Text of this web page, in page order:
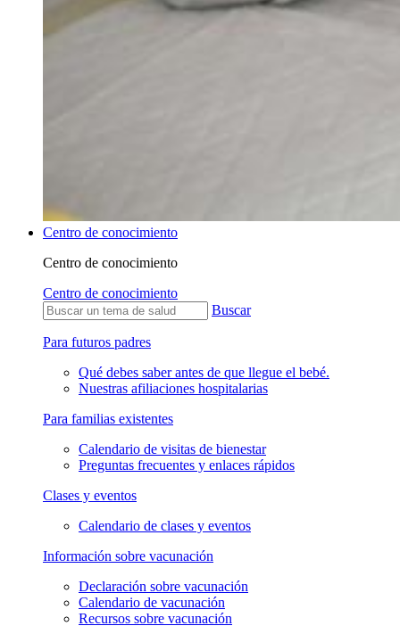
Centro de conocimiento
Centro de conocimiento
Centro de conocimiento
Buscar
Para futuros padres
Qué debes saber antes de que llegue el bebé.
Nuestras afiliaciones hospitalarias
Para familias existentes
Calendario de visitas de bienestar
Preguntas frecuentes y enlaces rápidos
Clases y eventos
Calendario de clases y eventos
Información sobre vacunación
Declaración sobre vacunación
Calendario de vacunación
Recursos sobre vacunación